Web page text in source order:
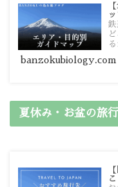
鉄
ガ
banzokubiology.com
夏休み・お盆の旅